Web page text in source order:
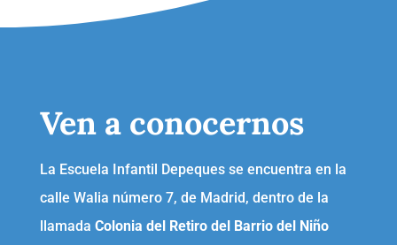
Ven a conocernos
La Escuela Infantil Depeques se encuentra en la
calle Walia número 7, de Madrid, dentro de la
llamada Colonia del Retiro del Barrio del Niño